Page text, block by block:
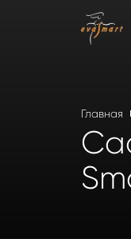
Главная